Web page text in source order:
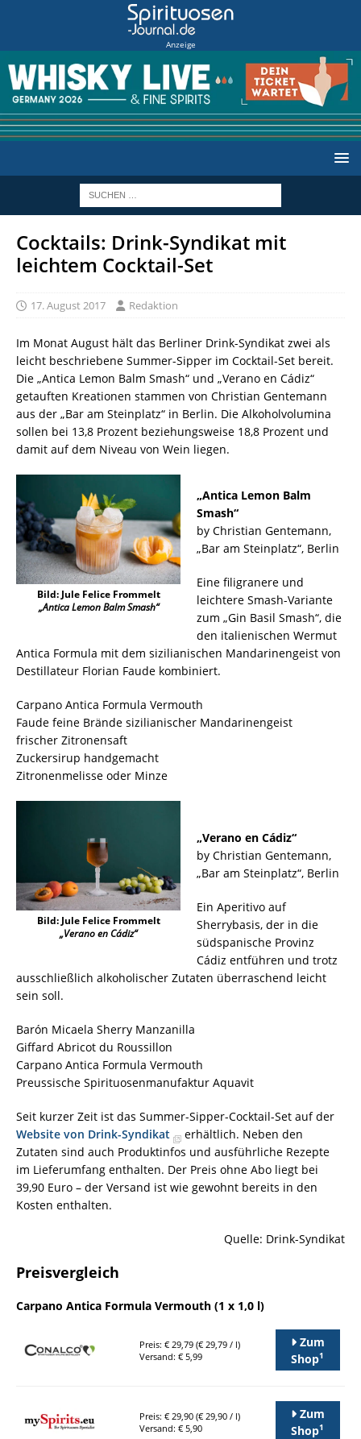
Anzeige
Cocktails: Drink-Syndikat mit
leichtem Cocktail-Set
17. August 2017 Redaktion
Im Monat August hält das Berliner Drink-Syndikat zwei als
leicht beschriebene Summer-Sipper im Cocktail-Set bereit.
Die „Antica Lemon Balm Smash“ und „Verano en Cádiz“
getauften Kreationen stammen von Christian Gentemann
aus der „Bar am Steinplatz“ in Berlin. Die Alkoholvolumina
sollen bei 13,8 Prozent beziehungsweise 18,8 Prozent und
damit auf dem Niveau von Wein liegen.
Bild: Jule Felice Frommelt
„Antica Lemon Balm Smash“
„Antica Lemon Balm
Smash“
by Christian Gentemann,
„Bar am Steinplatz“, Berlin
Eine filigranere und
leichtere Smash-Variante
zum „Gin Basil Smash“, die
den italienischen Wermut
Antica Formula mit dem sizilianischen Mandarinengeist von
Destillateur Florian Faude kombiniert.
Carpano Antica Formula Vermouth
Faude feine Brände sizilianischer Mandarinengeist
frischer Zitronensaft
Zuckersirup handgemacht
Zitronenmelisse oder Minze
Bild: Jule Felice Frommelt
„Verano en Cádiz“
„Verano en Cádiz“
by Christian Gentemann,
„Bar am Steinplatz“, Berlin
Ein Aperitivo auf
Sherrybasis, der in die
südspanische Provinz
Cádiz entführen und trotz
ausschließlich alkoholischer Zutaten überraschend leicht
sein soll.
Barón Micaela Sherry Manzanilla
Giffard Abricot du Roussillon
Carpano Antica Formula Vermouth
Preussische Spirituosenmanufaktur Aquavit
Seit kurzer Zeit ist das Summer-Sipper-Cocktail-Set auf der
Website von Drink-Syndikat
erhältlich. Neben den
Zutaten sind auch Produktinfos und ausführliche Rezepte
im Lieferumfang enthalten. Der Preis ohne Abo liegt bei
39,90 Euro – der Versand ist wie gewohnt bereits in den
Kosten enthalten.
Quelle: Drink-Syndikat
Preisvergleich
Carpano Antica Formula Vermouth (1 x 1,0 l)
Preis: € 29,79 (€ 29,79 / l)
Versand: € 5,99
Zum
Shop1
Preis: € 29,90 (€ 29,90 / l)
Versand: € 5,90
Zum
Shop1